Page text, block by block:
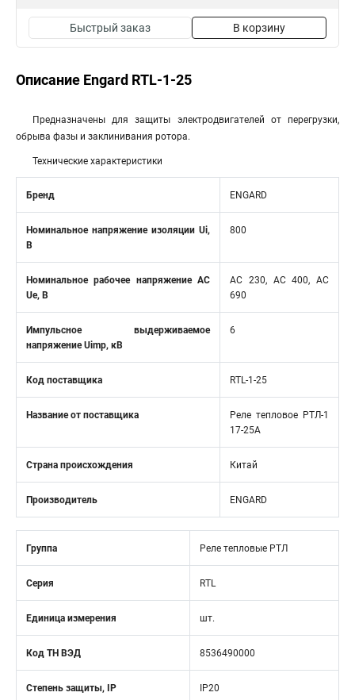
Быстрый заказ В корзину
Описание Engard RTL-1-25
Предназначены для защиты электродвигателей от перегрузки,
обрыва фазы и заклинивания ротора.
Технические характеристики
Бренд ENGARD
Номинальное напряжение изоляции Ui,
В
800
Номинальное рабочее напряжение AC
Ue, В
AC 230, AC 400, AC
690
Импульсное выдерживаемое
напряжение Uimp, кВ
6
Код поставщика RTL-1-25
Название от поставщика
Реле тепловое РТЛ-1
17-25A
Страна происхождения Китай
Производитель ENGARD
Группа Реле тепловые РТЛ
Серия RTL
Единица измерения шт.
Код ТН ВЭД 8536490000
Степень защиты, IP IP20